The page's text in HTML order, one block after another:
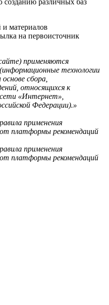
материалов
на первоисточник
применяются
технологии
сбора,
относящихся к
«Интернет»,
Федерации).»
применения
платформы рекомендаций
применения
платформы рекомендаций